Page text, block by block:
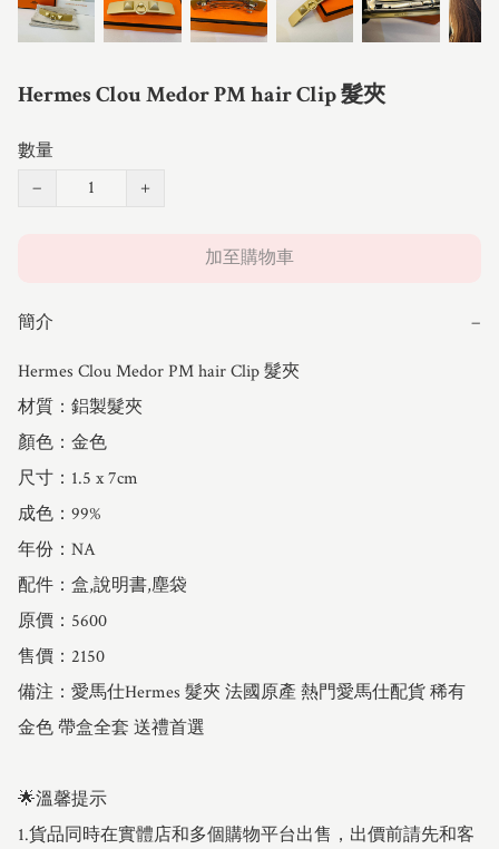
Hermes Clou Medor PM hair Clip 髮夾
數量
−
+
加至購物車
簡介 −
Hermes Clou Medor PM hair Clip 髮夾
材質：鋁製髮夾
顏色：金色
尺寸：1.5 x 7cm
成色：99%
年份：NA
配件：盒,說明書,塵袋
原價：5600
售價：2150
備注：愛馬仕Hermes 髮夾 法國原產 熱門愛馬仕配貨 稀有
金色 帶盒全套 送禮首選
🌟溫馨提示
1.貨品同時在實體店和多個購物平台出售，出價前請先和客